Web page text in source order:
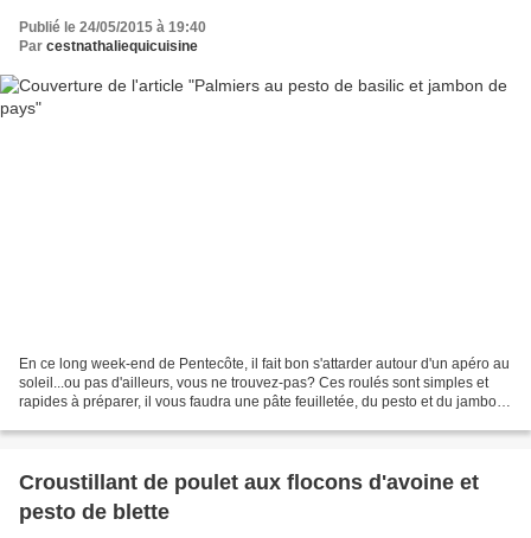
Publié le 24/05/2015 à 19:40
Par cestnathaliequicuisine
En ce long week-end de Pentecôte, il fait bon s'attarder autour d'un apéro au
soleil...ou pas d'ailleurs, vous ne trouvez-pas? Ces roulés sont simples et
rapides à préparer, il vous faudra une pâte feuilletée, du pesto et du jambon
Croustillant de poulet aux flocons d'avoine et
pesto de blette